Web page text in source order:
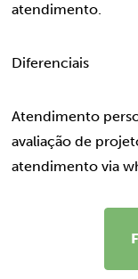
atendimento.
Diferenciais
Atendimento
avaliação de
atendimento via